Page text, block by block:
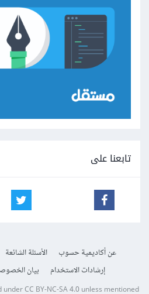
تابعنا على
عن أكاديمية حسوب الأسئلة الشائعة
إرشادات الاستخدام
بيان
underCC BY-NC-SA 4.0unless mentioned